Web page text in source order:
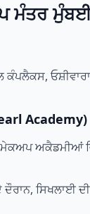
ਮੁੰਬਈ
ਕੰਪਲੈਕਸ,
Academy)
ਅਕੈਡਮੀਆਂ
ਸਿਖਲਾਈ